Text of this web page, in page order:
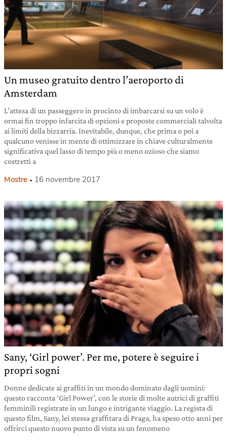
Un museo gratuito dentro l’aeroporto di
Amsterdam
L’attesa di un passeggero in procinto di imbarcarsi su un volo è
ormai fin troppo infarcita di opzioni e proposte commerciali talvolta
ai limiti della bizzarria. Inevitabile, dunque, che prima o poi a
qualcuno venisse in mente di ottimizzare in chiave culturalmente
significativa quel lasso di tempo più o meno ozioso che siamo
costretti a
Mostre 16 novembre 2017
Sany, ‘Girl power’. Per me, potere è seguire i
propri sogni
Donne dedicate ai graffiti in un mondo dominato dagli uomini:
questo racconta ‘Girl Power’, con le storie di molte autrici di graffiti
femminili registrate in un lungo e intrigante viaggio. La regista di
questo film, Sany, lei stessa graffitara di Praga, ha speso otto anni per
offrirci questo nuovo punto di vista su un fenomeno